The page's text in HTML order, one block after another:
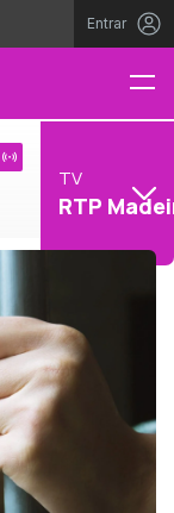
Entrar
TV
RTP